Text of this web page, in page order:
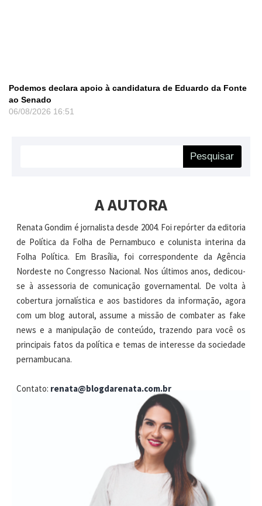
Podemos declara apoio à candidatura de Eduardo da Fonte
ao Senado
06/08/2026 16:51
Pesquisar
A AUTORA
Renata Gondim é jornalista desde 2004. Foi repórter da editoria
de Política da Folha de Pernambuco e colunista interina da
Folha Política. Em Brasília, foi correspondente da Agência
Nordeste no Congresso Nacional. Nos últimos anos, dedicou-
se à assessoria de comunicação governamental. De volta à
cobertura jornalística e aos bastidores da informação, agora
com um blog autoral, assume a missão de combater as fake
news e a manipulação de conteúdo, trazendo para você os
principais fatos da política e temas de interesse da sociedade
pernambucana.
Contato: renata@blogdarenata.com.br